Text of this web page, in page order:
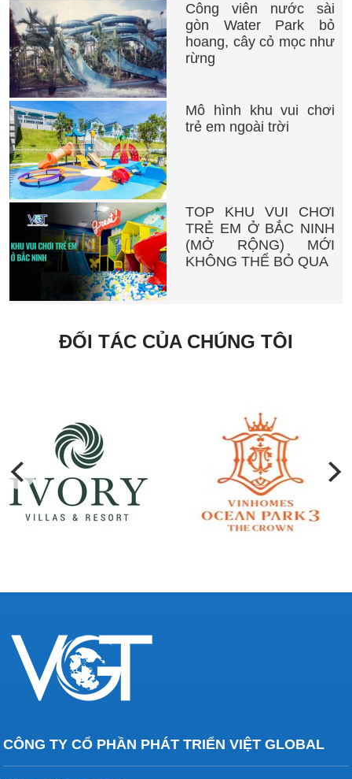
Công viên nước sài
gòn Water Park bỏ
hoang, cây cỏ mọc như
rừng
Mô hình khu vui chơi
trẻ em ngoài trời
TOP KHU VUI CHƠI
TRẺ EM Ở BẮC NINH
(MỞ RỘNG) MỚI
KHÔNG THỂ BỎ QUA
ĐỐI TÁC CỦA CHÚNG TÔI
CÔNG TY CỔ PHẦN PHÁT TRIỂN VIỆT GLOBAL